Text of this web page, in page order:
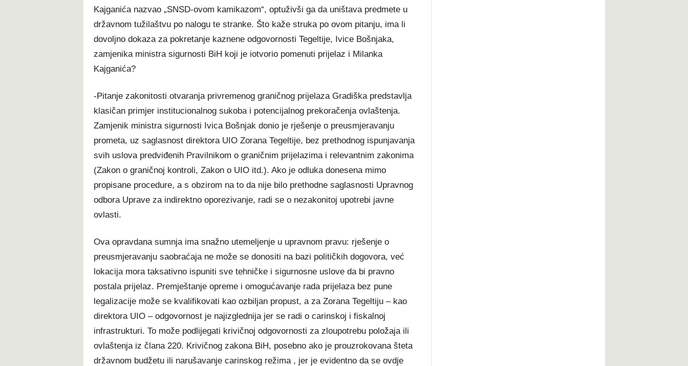
Kajganića nazvao „SNSD-ovom kamikazom“, optuživši ga da uništava predmete u
državnom tužilaštvu po nalogu te stranke. Što kaže struka po ovom pitanju, ima li
dovoljno dokaza za pokretanje kaznene odgovornosti Tegeltije, Ivice Bošnjaka,
zamjenika ministra sigurnosti BiH koji je iotvorio pomenuti prijelaz i Milanka
Kajganića?
-Pitanje zakonitosti otvaranja privremenog graničnog prijelaza Gradiška predstavlja
klasičan primjer institucionalnog sukoba i potencijalnog prekoračenja ovlaštenja.
Zamjenik ministra sigurnosti Ivica Bošnjak donio je rješenje o preusmjeravanju
prometa, uz saglasnost direktora UIO Zorana Tegeltije, bez prethodnog ispunjavanja
svih uslova predviđenih Pravilnikom o graničnim prijelazima i relevantnim zakonima
(Zakon o graničnoj kontroli, Zakon o UIO itd.). Ako je odluka donesena mimo
propisane procedure, a s obzirom na to da nije bilo prethodne saglasnosti Upravnog
odbora Uprave za indirektno oporezivanje, radi se o nezakonitoj upotrebi javne
ovlasti.
Ova opravdana sumnja ima snažno utemeljenje u upravnom pravu: rješenje o
preusmjeravanju saobraćaja ne može se donositi na bazi političkih dogovora, već
lokacija mora taksativno ispuniti sve tehničke i sigurnosne uslove da bi pravno
postala prijelaz. Premještanje opreme i omogućavanje rada prijelaza bez pune
legalizacije može se kvalifikovati kao ozbiljan propust, a za Zorana Tegeltiju – kao
direktora UIO – odgovornost je najizglednija jer se radi o carinskoj i fiskalnoj
infrastrukturi. To može podlijegati krivičnoj odgovornosti za zloupotrebu položaja ili
ovlaštenja iz člana 220. Krivičnog zakona BiH, posebno ako je prouzrokovana šteta
državnom budžetu ili narušavanje carinskog režima , jer je evidentno da se ovdje